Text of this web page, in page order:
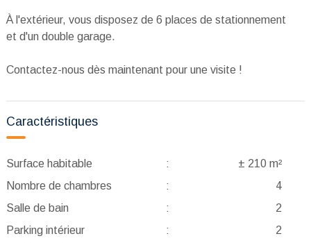
À l'extérieur, vous disposez de 6 places de stationnement
et d'un double garage.
Contactez-nous dès maintenant pour une visite !
Caractéristiques
Surface habitable :
± 210 m²
Nombre de chambres
:
4
Salle de bain
:
2
Parking intérieur
:
2